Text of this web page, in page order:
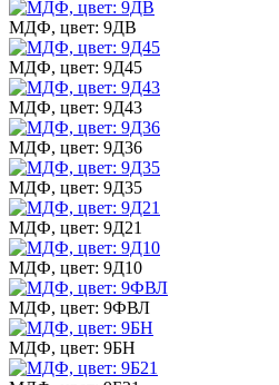
МДФ, цвет: 9ДВ
МДФ, цвет: 9Д45
МДФ, цвет: 9Д43
МДФ, цвет: 9Д36
МДФ, цвет: 9Д35
МДФ, цвет: 9Д21
МДФ, цвет: 9Д10
МДФ, цвет: 9ФВЛ
МДФ, цвет: 9БН